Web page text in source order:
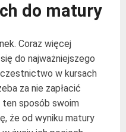
do matury
Coraz więcej
do najważniejszego
w kursach
za nie zapłacić
sposób swoim
że od wyniku matury